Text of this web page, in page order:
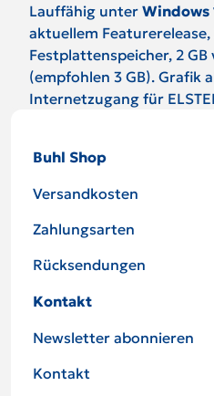
Lauffähig unter Windows
aktuellem Featurerelease,
Festplattenspeicher, 2
(empfohlen 3 GB). Grafik
Internetzugang für
Buhl Shop
Versandkosten
Zahlungsarten
Rücksendungen
Kontakt
Newsletter abonnieren
Kontakt